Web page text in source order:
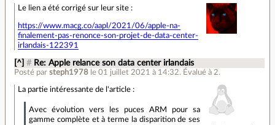
Le lien a été corrigé sur leur site :
https://www.macg.co/aapl/2021/06/apple-na-
finalement-pas-renonce-son-projet-de-data-center-
irlandais-122391
[^] # Re: Apple relance son data center irlandais
Posté parsteph1978 le 01 juillet 2021 à 14:32. Évalué à 2.
La partie intéressante de l'article :
Avec évolution vers les puces ARM pour sa
gamme complète et à terme la disparition de ses